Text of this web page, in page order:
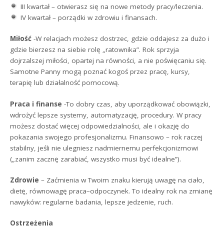
III kwartał – otwierasz się na nowe metody pracy/leczenia.
IV kwartał – porządki w zdrowiu i finansach.
Miłość -W relacjach możesz dostrzec, gdzie oddajesz za dużo i
gdzie bierzesz na siebie rolę „ratownika”. Rok sprzyja
dojrzalszej miłości, opartej na równości, a nie poświęcaniu się.
Samotne Panny mogą poznać kogoś przez pracę, kursy,
terapię lub działalność pomocową.
Praca i finanse -To dobry czas, aby uporządkować obowiązki,
wdrożyć lepsze systemy, automatyzację, procedury. W pracy
możesz dostać więcej odpowiedzialności, ale i okazję do
pokazania swojego profesjonalizmu. Finansowo – rok raczej
stabilny, jeśli nie ulegniesz nadmiernemu perfekcjonizmowi
(„zanim zacznę zarabiać, wszystko musi być idealne”).
Zdrowie – Zaćmienia w Twoim znaku kierują uwagę na ciało,
dietę, równowagę praca–odpoczynek. To idealny rok na zmianę
nawyków: regularne badania, lepsze jedzenie, ruch.
Ostrzeżenia